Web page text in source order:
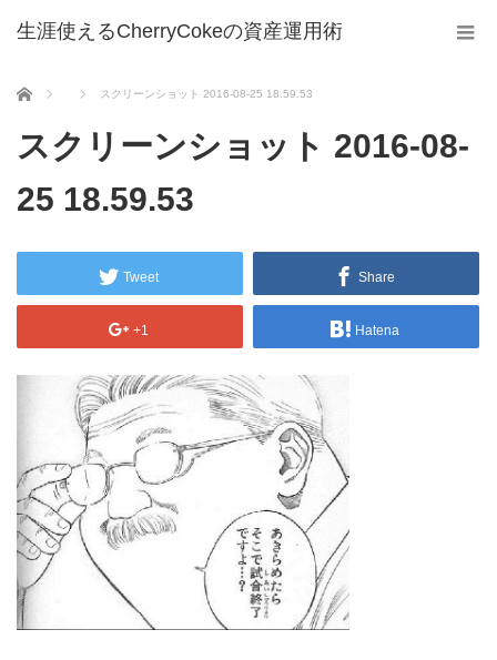
生涯使えるCherryCokeの資産運用術
ホーム スクリーンショット 2016-08-25 18.59.53
スクリーンショット 2016-08-
25 18.59.53
Tweet Share
+1 Hatena